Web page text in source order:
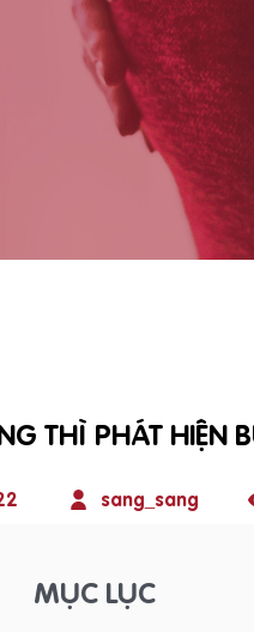
THÌ PHÁT HIỆN
sang_sang
MỤC LỤC